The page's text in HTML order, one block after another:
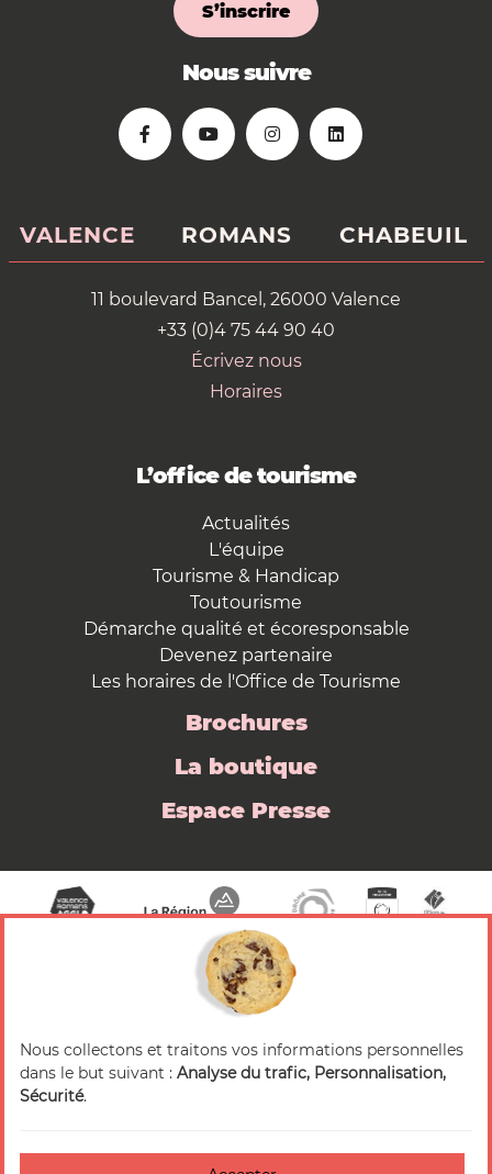
S’inscrire
Nous suivre
VALENCE ROMANS CHABEUIL
11 boulevard Bancel, 26000 Valence
+33 (0)4 75 44 90 40
Écrivez nous
Horaires
L’office de tourisme
Actualités
L'équipe
Tourisme & Handicap
Toutourisme
Démarche qualité et écoresponsable
Devenez partenaire
Les horaires de l'Office de Tourisme
Brochures
La boutique
Espace Presse
© 2026 Valence Romans Tourisme — Tous droits
réservés
Crédits
Nous collectons et traitons vos informations personnelles
dans le but suivant : Analyse du trafic, Personnalisation,
Sécurité.